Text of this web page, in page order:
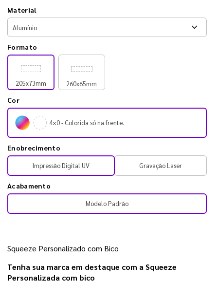
Material
Formato
205x73mm 260x65mm
Cor
4×0 - Colorida só na frente.
Enobrecimento
Impressão Digital UV Gravação Laser
Acabamento
Modelo Padrão
Squeeze Personalizado com Bico
Tenha sua marca em destaque com a Squeeze
Personalizada com bico